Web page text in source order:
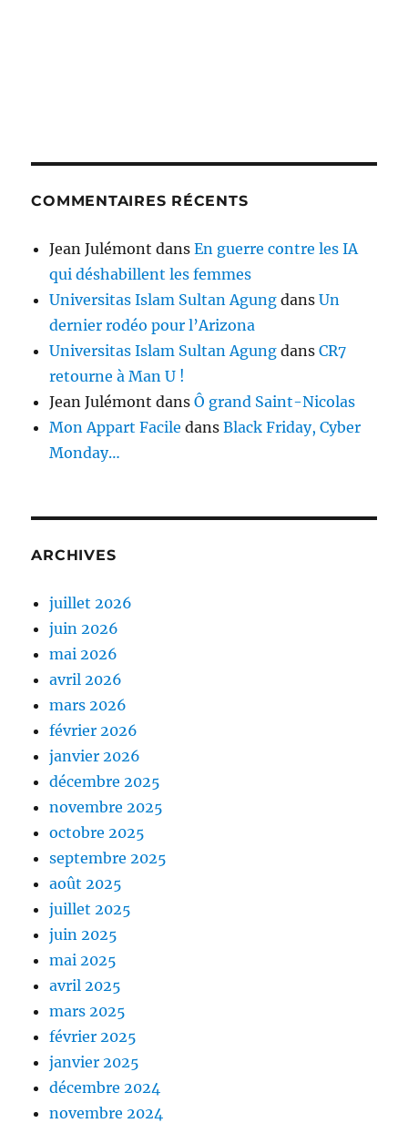
COMMENTAIRES RÉCENTS
Jean Julémont dansEn guerre contre les IA
qui déshabillent les femmes
Universitas Islam Sultan Agung dansUn
dernier rodéo pour l’Arizona
Universitas Islam Sultan Agung dansCR7
retourne à Man U !
Jean Julémont dansÔ grand Saint-Nicolas
Mon Appart Facile dansBlack Friday, Cyber
Monday…
ARCHIVES
juillet 2026
juin 2026
mai 2026
avril 2026
mars 2026
février 2026
janvier 2026
décembre 2025
novembre 2025
octobre 2025
septembre 2025
août 2025
juillet 2025
juin 2025
mai 2025
avril 2025
mars 2025
février 2025
janvier 2025
décembre 2024
novembre 2024